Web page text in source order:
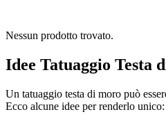
Nessun prodotto trovato.
Idee Tatuaggio Testa
Un tatuaggio testa di moro può
Ecco alcune idee per renderlo unico: